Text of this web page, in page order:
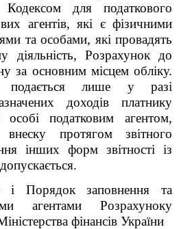
Кодексом для податкового
агентів, які є фізичними
та особами, які провадять
діяльність, Розрахунок до
за основним місцем обліку.
подається лише у разі
доходів платнику
податковим агентом,
протягом звітного
інших форм звітності із
і Порядок заповнення та
агентами Розрахуноку
фінансів України